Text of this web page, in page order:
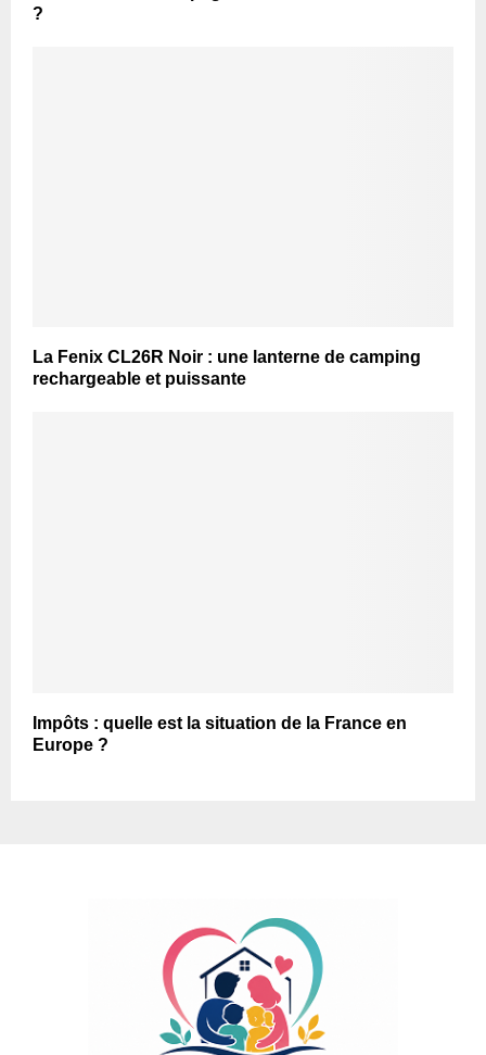
?
La Fenix CL26R Noir : une lanterne de camping
rechargeable et puissante
Impôts : quelle est la situation de la France en
Europe ?